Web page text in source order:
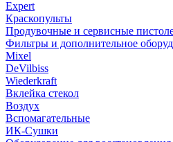
Expert
Краскопульты
Продувочные и сервисные
Фильтры и дополнительное
Mixel
DeVilbiss
Wiederkraft
Вклейка стекол
Воздух
Вспомагательные
ИК-Сушки